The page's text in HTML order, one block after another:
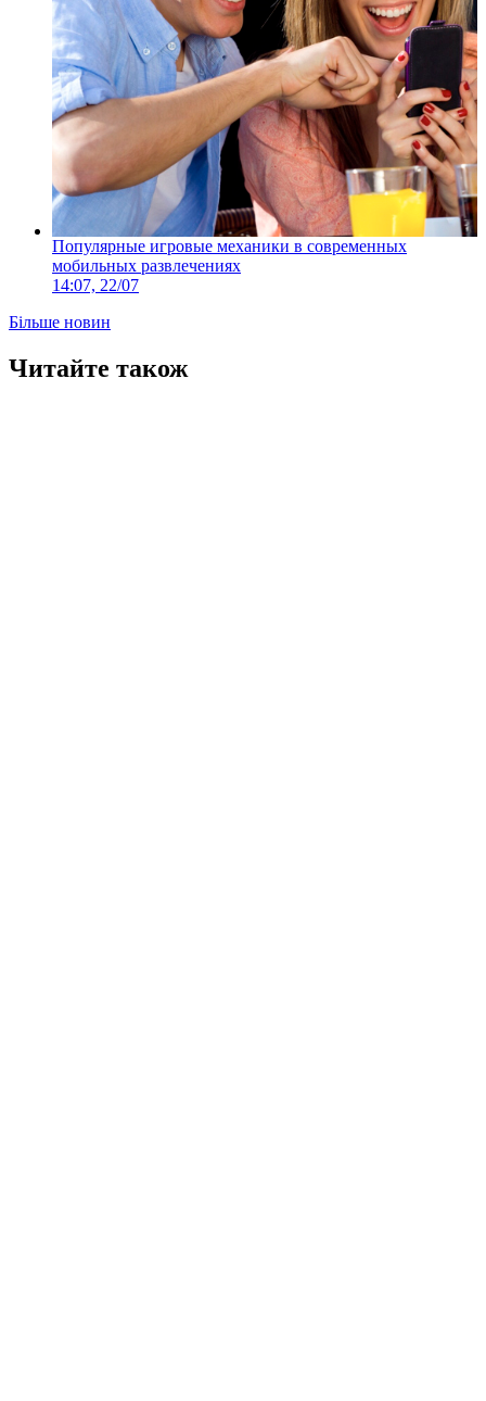
Популярные игровые механики в современных
мобильных развлечениях
14:07, 22/07
Більше новин
Читайте також